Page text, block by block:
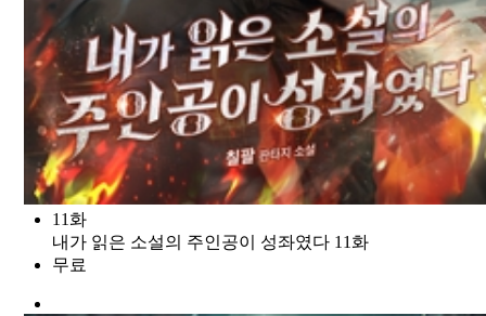
11화
내가 읽은 소설의 주인공이 성좌였다 11화
무료